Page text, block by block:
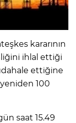
kararının
ihlal ettiği
ettiğine
100
saat 15.49